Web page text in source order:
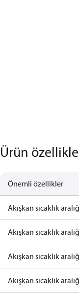
Ürün
Önemli özellikler
Akışkan sıcaklık
Akışkan sıcaklık
Akışkan sıcaklık
Akışkan sıcaklık